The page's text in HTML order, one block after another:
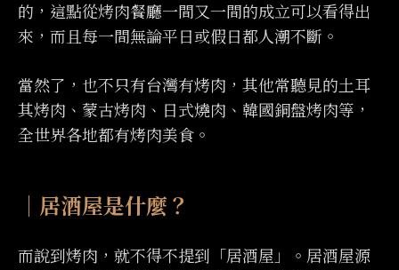
的，這點從烤肉餐廳一間又一間的成立可以看得出
來，而且每一間無論平日或假日都人潮不斷。
當然了，也不只有台灣有烤肉，其他常聽見的土耳
其烤肉、蒙古烤肉、日式燒肉、韓國銅盤烤肉等，
全世界各地都有烤肉美食。
｜居酒屋是什麼？
而說到烤肉，就不得不提到「居酒屋」。居酒屋源